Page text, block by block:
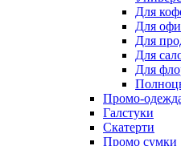
Для
Для
Для
Для
Для
Промо-
Галстуки
Скатерти
Промо сумки